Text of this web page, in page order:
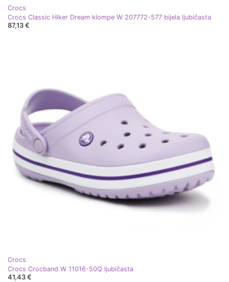
Crocs
Crocs Classic Hiker Dream klompe W 207772-577 bijela ljubičasta
87,13 €
Crocs
Crocs Crocband W 11016-50Q ljubičasta
41,43 €